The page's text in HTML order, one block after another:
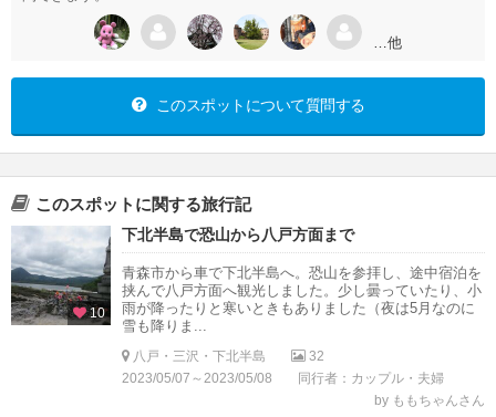
…他
このスポットについて質問する
このスポットに関する旅行記
10
下北半島で恐山から八戸方面まで
青森市から車で下北半島へ。恐山を参拝し、途中宿泊を
挟んで八戸方面へ観光しました。少し曇っていたり、小
雨が降ったりと寒いときもありました（夜は5月なのに
雪も降りま...
八戸・三沢・下北半島
32
2023/05/07～2023/05/08
同行者：カップル・夫婦
by ももちゃんさん